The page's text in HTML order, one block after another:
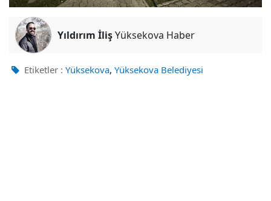
Yıldırım İlişYüksekova Haber
Etiketler : Yüksekova, Yüksekova Belediyesi